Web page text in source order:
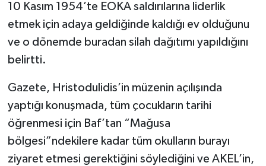
10 Kasım 1954’te EOKA saldırılarına liderlik
etmek için adaya geldiğinde kaldığı ev olduğunu
ve o dönemde buradan silah dağıtımı yapıldığını
belirtti.
Gazete, Hristodulidis’in müzenin açılışında
yaptığı konuşmada, tüm çocukların tarihi
öğrenmesi için Baf’tan “Mağusa
bölgesi”ndekilere kadar tüm okulların burayı
ziyaret etmesi gerektiğini söylediğini ve AKEL’in,